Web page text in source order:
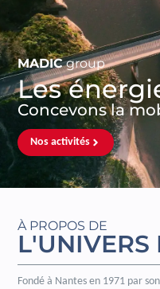
MADIC group
Les
Concevons la
Nos activités
À PROPOS DE
L'UNIVERS
Fondé à Nantes en 1971 par son